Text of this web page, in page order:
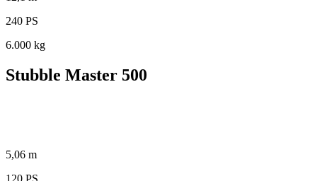
240 PS
6.000 kg
Stubble Master 500
5,06 m
120 PS